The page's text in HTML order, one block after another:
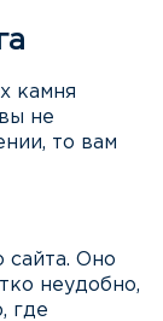
камня
не
то вам
Оно
неудобно,
где